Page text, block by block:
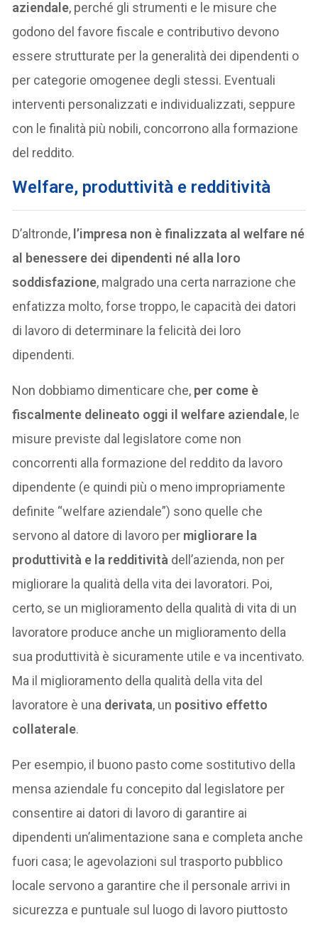
aziendale, perché gli strumenti e le misure che
godono del favore fiscale e contributivo devono
essere strutturate per la generalità dei dipendenti o
per categorie omogenee degli stessi. Eventuali
interventi personalizzati e individualizzati, seppure
con le finalità più nobili, concorrono alla formazione
del reddito.
Welfare, produttività e redditività
D’altronde, l’impresa non è finalizzata al welfare né
al benessere dei dipendenti né alla loro
soddisfazione, malgrado una certa narrazione che
enfatizza molto, forse troppo, le capacità dei datori
di lavoro di determinare la felicità dei loro
dipendenti.
Non dobbiamo dimenticare che, per come è
fiscalmente delineato oggi il welfare aziendale, le
misure previste dal legislatore come non
concorrenti alla formazione del reddito da lavoro
dipendente (e quindi più o meno impropriamente
definite “welfare aziendale”) sono quelle che
servono al datore di lavoro per migliorare la
produttività e la redditività dell’azienda, non per
migliorare la qualità della vita dei lavoratori. Poi,
certo, se un miglioramento della qualità di vita di un
lavoratore produce anche un miglioramento della
sua produttività è sicuramente utile e va incentivato.
Ma il miglioramento della qualità della vita del
lavoratore è una derivata, un positivo effetto
collaterale.
Per esempio, il buono pasto come sostitutivo della
mensa aziendale fu concepito dal legislatore per
consentire ai datori di lavoro di garantire ai
dipendenti un’alimentazione sana e completa anche
fuori casa; le agevolazioni sul trasporto pubblico
locale servono a garantire che il personale arrivi in
sicurezza e puntuale sul luogo di lavoro piuttosto